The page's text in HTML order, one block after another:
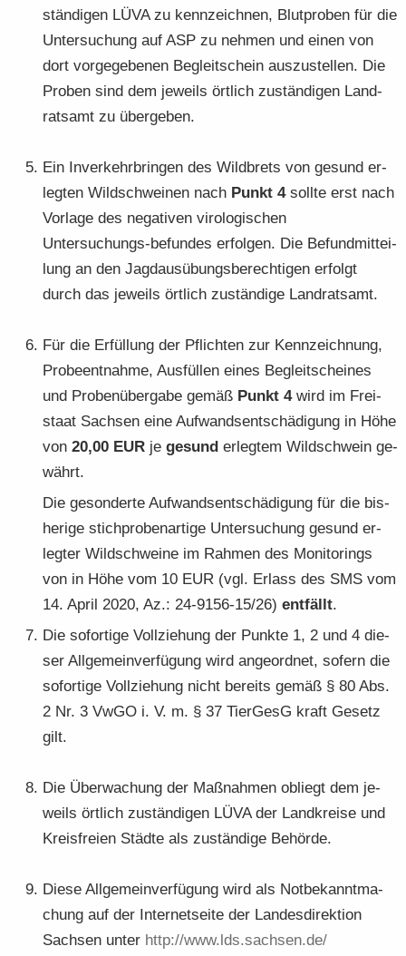
stän­di­gen LÜVA zu kenn­zeich­nen, Blut­pro­ben für die
Un­ter­su­chung auf ASP zu neh­men und einen von
dort vor­ge­ge­be­nen Be­gleit­schein aus­zu­stel­len. Die
Pro­ben sind dem je­weils ört­lich zu­stän­di­gen Land­
rats­amt zu über­ge­ben.
Ein In­ver­kehr­brin­gen des Wild­brets von ge­sund er­
leg­ten Wild­schwei­nen nach Punkt 4soll­te erst nach
Vor­la­ge des ne­ga­ti­ven vi­ro­lo­gi­schen
Untersuchungs-​befundes er­fol­gen. Die Be­fund­mit­tei­
lung an den Jagd­aus­übungs­be­rech­ti­gen er­folgt
durch das je­weils ört­lich zu­stän­di­ge Land­rats­amt.
Für die Er­fül­lung der Pflich­ten zur Kenn­zeich­nung,
Pro­be­ent­nah­me, Aus­fül­len eines Be­gleit­schei­nes
und Pro­ben­über­ga­be gemäß Punkt 4wird im Frei­
staat Sach­sen eine Auf­wands­ent­schä­di­gung in Höhe
von 20,00 EUR je ge­sund er­leg­tem Wild­schwein ge­
währt.
Die ge­son­der­te Auf­wands­ent­schä­di­gung für die bis­
he­ri­ge stich­pro­ben­ar­ti­ge Un­ter­su­chung ge­sund er­
leg­ter Wild­schwei­ne im Rah­men des Mo­ni­to­rings
von in Höhe vom 10 EUR (vgl. Er­lass des SMS vom
14. April 2020, Az.: 24-9156-15/26) ent­fällt.
Die so­for­ti­ge Voll­zie­hung der Punk­te 1, 2 und 4 die­
ser All­ge­mein­ver­fü­gung wird an­ge­ord­net, so­fern die
so­for­ti­ge Voll­zie­hung nicht be­reits gemäß § 80 Abs.
2 Nr. 3 VwGO i. V. m. § 37 Tier­GesG kraft Ge­setz
gilt.
Die Über­wa­chung der Maß­nah­men ob­liegt dem je­
weils ört­lich zu­stän­di­gen LÜVA der Land­krei­se und
Kreis­frei­en Städ­te als zu­stän­di­ge Be­hör­de.
Diese All­ge­mein­ver­fü­gung wird als Not­be­kannt­ma­
chung auf der In­ter­net­sei­te der Lan­des­di­rek­ti­on
Sach­sen unter http:/​/​www.​lds.​sachsen.​de/​